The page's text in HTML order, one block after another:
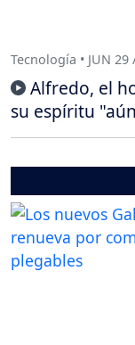
Tecnología • JUN 29
Alfredo, el
su espíritu